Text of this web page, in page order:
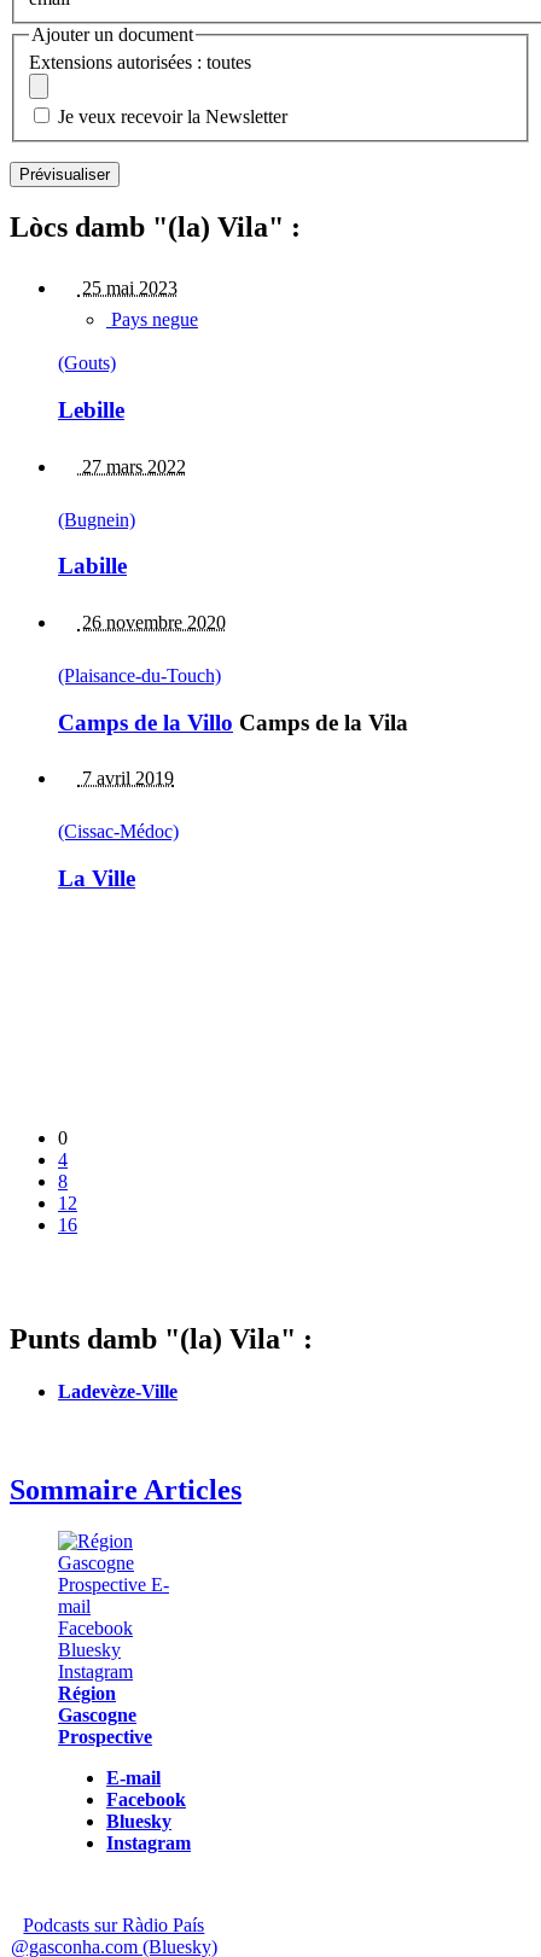
Ajouter un document
Extensions autorisées : toutes
Je veux recevoir la Newsletter
Lòcs damb "(la) Vila" :
25 mai 2023
Pays negue
(Gouts)
Lebille
27 mars 2022
(Bugnein)
Labille
26 novembre 2020
(Plaisance-du-Touch)
Camps de la Villo Camps de la Vila
7 avril 2019
(Cissac-Médoc)
La Ville
0
4
8
12
16
Punts damb "(la) Vila" :
Ladevèze-Ville
Sommaire Articles
Région
Gascogne
Prospective
E-mail
Facebook
Bluesky
Instagram
Podcasts sur Ràdio País
@gasconha.com (Bluesky)